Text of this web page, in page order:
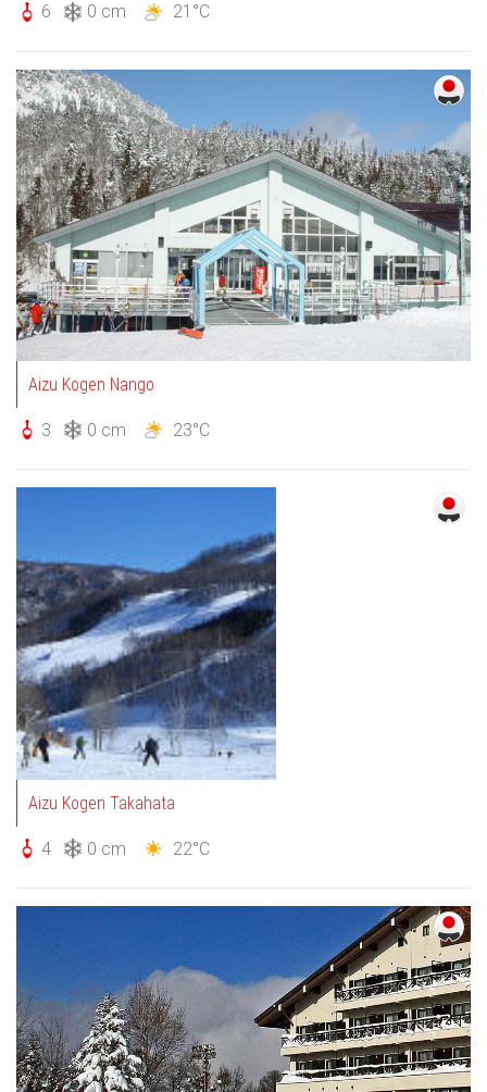
6 0 cm 21°C
Aizu Kogen Nango
3 0 cm 23°C
Aizu Kogen Takahata
4 0 cm 22°C